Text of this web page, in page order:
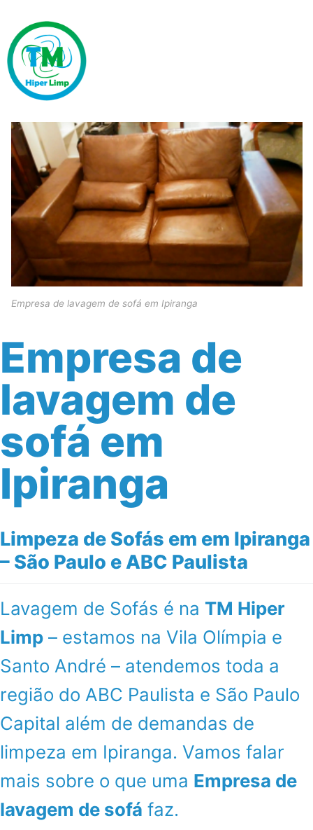
Empresa de lavagem de sofá em Ipiranga
Empresa de
lavagem de
sofá em
Ipiranga
Limpeza de Sofás em em Ipiranga
– São Paulo e ABC Paulista
Lavagem de Sofás é na TM Hiper
Limp – estamos na Vila Olímpia e
Santo André – atendemos toda a
região do ABC Paulista e São Paulo
Capital além de demandas de
limpeza em Ipiranga. Vamos falar
mais sobre o que uma Empresa de
lavagem de sofá faz.